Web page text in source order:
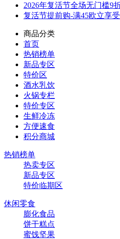
2026年复活节全场无门槛9
复活节提前购-满45欧立享
商品分类
首页
热销榜单
新品专区
特价区
酒水乳饮
火锅专栏
特价专区
生鲜冷冻
方便速食
积分商城
热销榜单
热卖专区
新品专区
特价临期区
休闲零食
膨化食品
饼干糕点
蜜饯坚果